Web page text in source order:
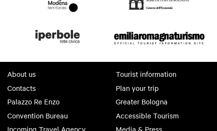
About us
Contacts
Palazzo Re Enzo
Convention Bureau
Tourist information
Plan your trip
Greater Bologna
Accessible Tourism